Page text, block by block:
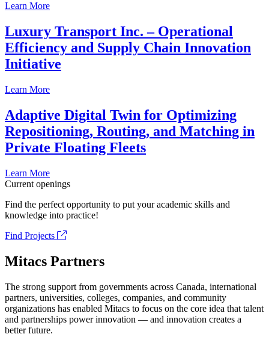
Learn More
Luxury Transport Inc. – Operational
Efficiency and Supply Chain Innovation
Initiative
Learn More
Adaptive Digital Twin for Optimizing
Repositioning, Routing, and Matching in
Private Floating Fleets
Learn More
Current openings
Find the perfect opportunity to put your academic skills and
knowledge into practice!
Find Projects
Mitacs Partners
The strong support from governments across Canada, international
partners, universities, colleges, companies, and community
organizations has enabled Mitacs to focus on the core idea that talent
and partnerships power innovation — and innovation creates a
better future.